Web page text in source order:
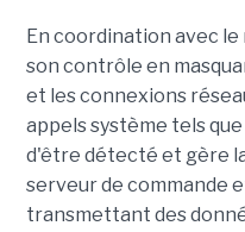
En coordination avec
son contrôle en
et les connexions
appels système tels
d'être détecté et gère
serveur de commande
transmettant des